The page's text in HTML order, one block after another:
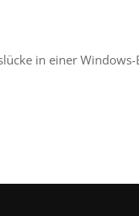
in einer